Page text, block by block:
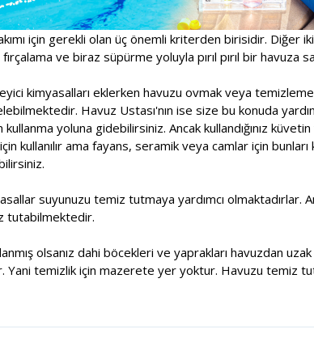
için gerekli olan üç önemli kriterden birisidir. Diğer
fırçalama ve biraz süpürme yoluyla pırıl pırıl bir havuza
kimyasalları eklerken havuzu ovmak veya
Havuz Ustası'nın ise size bu konuda
yoluna gidebilirsiniz. Ancak kullandığınız
kullanılır ama fayans, seramik veya camlar için
suyunuzu temiz tutmaya yardımcı olmaktadırlar.
tutabilmektedir.
olsanız dahi böcekleri ve yaprakları havuzdan
temizlik için mazerete yer yoktur. Havuzu temiz